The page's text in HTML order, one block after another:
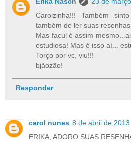
Carolzinha!!! Também
também de ler suas
Mas facul é assim
estudiosa! Mas é isso aí...
Torço por vc, viu!!!
bjãozão!
Responder
carol nunes 8 de abril de
ERIKA, ADORO SUAS